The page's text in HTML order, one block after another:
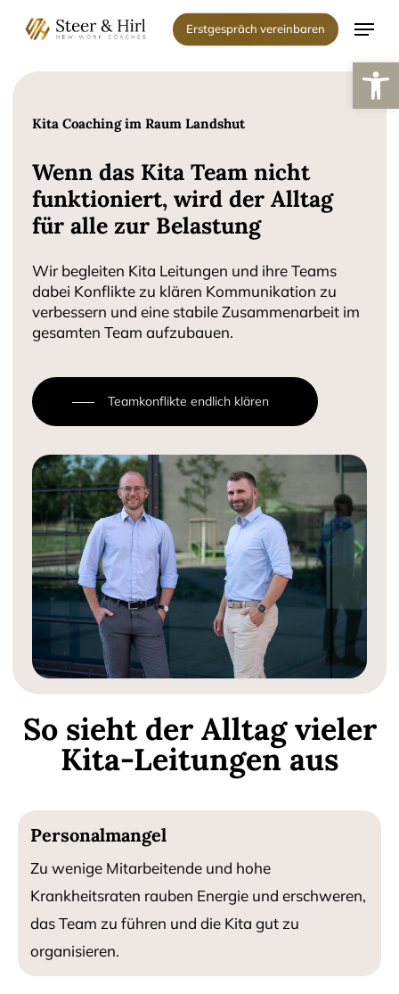
main
content
Erstgespräch vereinbaren Menu
Kita Coaching im Raum Landshut
Wenn das Kita Team nicht
funktioniert, wird der Alltag
für alle zur Belastung
Wir begleiten Kita Leitungen und ihre Teams
dabei Konflikte zu klären Kommunikation zu
verbessern und eine stabile Zusammenarbeit im
gesamten Team aufzubauen.
Teamkonflikte endlich klären
So sieht der Alltag vieler
Kita-Leitungen aus
Personalmangel
Zu wenige Mitarbeitende und hohe
Krankheitsraten rauben Energie und erschweren,
das Team zu führen und die Kita gut zu
organisieren.